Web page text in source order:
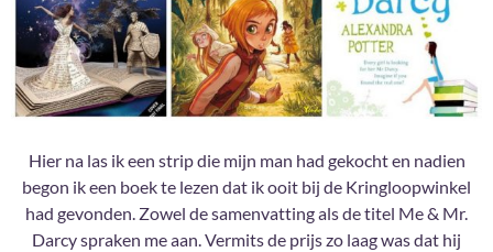
Hier na las ik een strip die mijn man had gekocht en nadien
begon ik een boek te lezen dat ik ooit bij de Kringloopwinkel
had gevonden. Zowel de samenvatting als de titel Me & Mr.
Darcy spraken me aan. Vermits de prijs zo laag was dat hij